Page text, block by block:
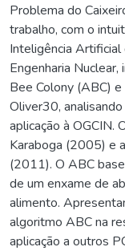
Problema do
trabalho, com o
Inteligência Artificial
Engenharia
Bee Colony (ABC)
Oliver30,
aplicação à OGCIN.
Karaboga (2005) e
(2011). O ABC
de um enxame de
alimento.
algoritmo ABC na
aplicação a outros